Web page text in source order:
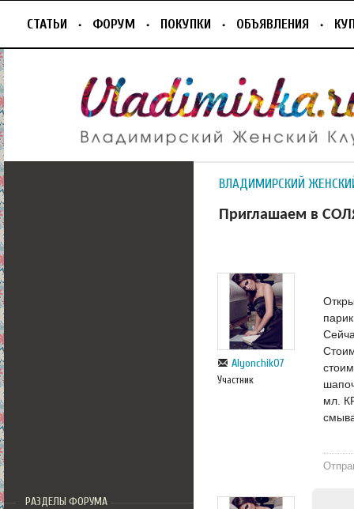
СТАТЬИ ФОРУМ ПОКУПКИ ОБЪЯВЛЕНИЯ
РАЗДЕЛЫ ФОРУМА
ВЛАДИМИРСКИЙ
Приглашаем в
Alyonchik07
Участник
мл.